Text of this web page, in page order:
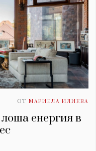
ОТ МАРИЕЛА ИЛИЕВА
енергия в